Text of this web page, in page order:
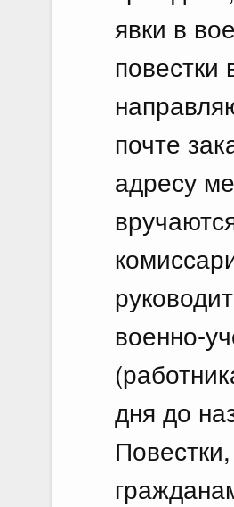
явки в
почте
адресу
военно-
дня до